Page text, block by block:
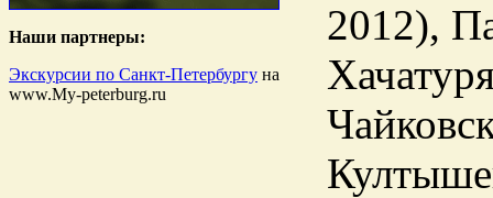
Наши партнеры:
Экскурсии по Санкт-Петербургу на
www.My-peterburg.ru
2012),